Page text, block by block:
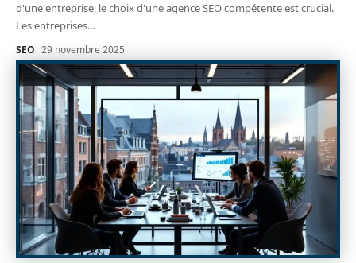
d'une entreprise, le choix d'une agence SEO compétente est crucial.
Les entreprises…
SEO 29 novembre 2025